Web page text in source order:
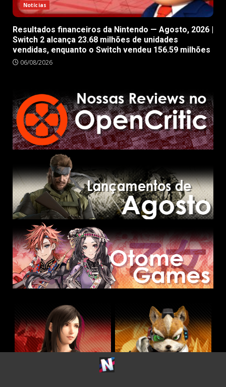
Notícias
Resultados financeiros da Nintendo — Agosto, 2026 |
Switch 2 alcança 23.68 milhões de unidades
vendidas, enquanto o Switch vendeu 156.59 milhões
06/08/2026